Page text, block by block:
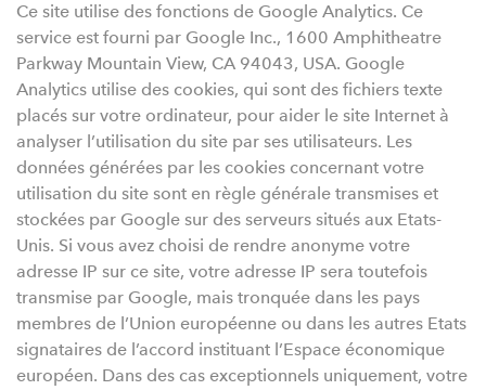
Ce site utilise des fonctions de Google Analytics. Ce
service est fourni par Google Inc., 1600 Amphitheatre
Parkway Mountain View, CA 94043, USA. Google
Analytics utilise des cookies, qui sont des fichiers texte
placés sur votre ordinateur, pour aider le site Internet à
analyser l’utilisation du site par ses utilisateurs. Les
données générées par les cookies concernant votre
utilisation du site sont en règle générale transmises et
stockées par Google sur des serveurs situés aux Etats-
Unis. Si vous avez choisi de rendre anonyme votre
adresse IP sur ce site, votre adresse IP sera toutefois
transmise par Google, mais tronquée dans les pays
membres de l’Union européenne ou dans les autres Etats
signataires de l’accord instituant l’Espace économique
européen. Dans des cas exceptionnels uniquement, votre